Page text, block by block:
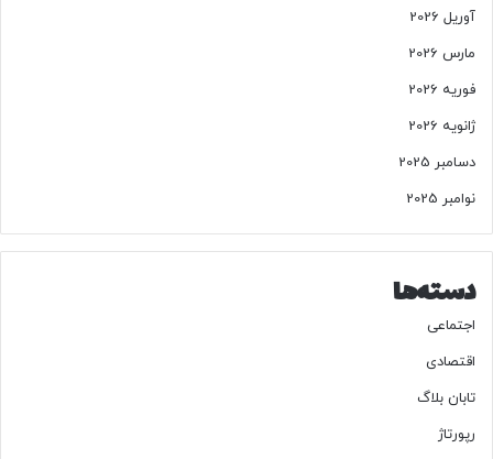
آوریل 2026
مارس 2026
فوریه 2026
ژانویه 2026
دسامبر 2025
نوامبر 2025
دسته‌ها
اجتماعی
اقتصادی
تابان بلاگ
رپورتاژ